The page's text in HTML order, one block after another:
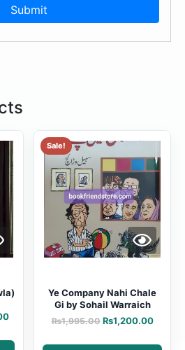
Sale!
Ye Company Nahi Chale
Gi by Sohail Warraich
₨1,995.00 ₨1,200.00